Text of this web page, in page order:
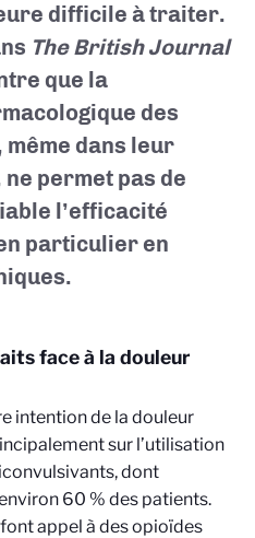
difficile à traiter.
The British Journal
que la
des
dans leur
permet pas de
l’efficacité
particulier en
face à la douleur
intention de la douleur
sur l’utilisation
dont
60 % des patients.
appel à des opioïdes